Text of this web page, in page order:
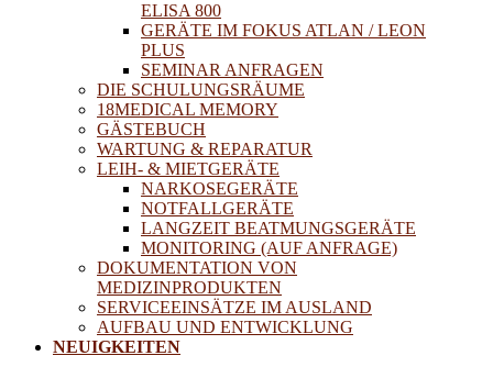
ELISA 800
GERÄTE IM FOKUS ATLAN / LEON
PLUS
SEMINAR ANFRAGEN
DIE SCHULUNGSRÄUME
18MEDICAL MEMORY
GÄSTEBUCH
WARTUNG & REPARATUR
LEIH- & MIETGERÄTE
NARKOSEGERÄTE
NOTFALLGERÄTE
LANGZEIT BEATMUNGSGERÄTE
MONITORING (AUF ANFRAGE)
DOKUMENTATION VON
MEDIZINPRODUKTEN
SERVICEEINSÄTZE IM AUSLAND
AUFBAU UND ENTWICKLUNG
NEUIGKEITEN